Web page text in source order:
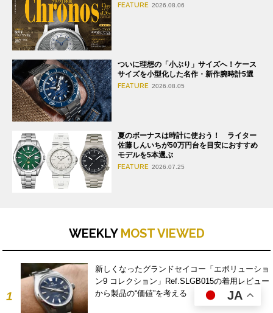
FEATURE 2026.08.06
ついに理想の「小ぶり」サイズへ！ケース
サイズを小型化した名作・新作腕時計5選
FEATURE 2026.08.05
夏のボーナスは時計に使おう！ ライター
佐藤しんいちが50万円台を目安におすすめ
モデルを5本選ぶ
FEATURE 2026.07.25
WEEKLY MOST VIEWED
1
新しくなったグランドセイコー「エボリューショ
ン9 コレクション」Ref.SLGB015の着用レビュー
から製品の“価値”を考える
JA